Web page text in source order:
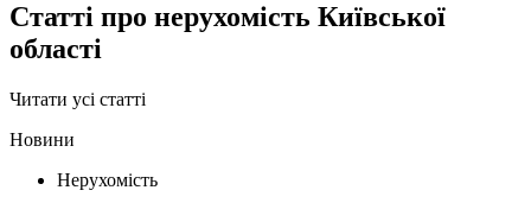
Статті про нерухомість Київської
області
Читати усі статті
Новини
Нерухомість